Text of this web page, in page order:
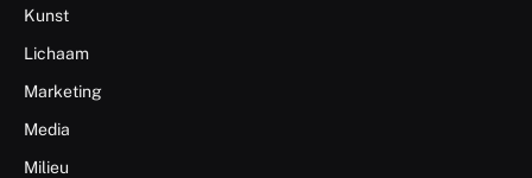
Kunst
Lichaam
Marketing
Media
Milieu